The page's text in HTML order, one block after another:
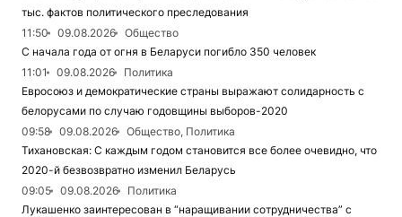
тыс. фактов политического преследования
11:50
09.08.2026
Общество
С начала года от огня в Беларуси погибло 350 человек
11:01
09.08.2026
Политика
Евросоюз и демократические страны выражают солидарность с
белорусами по случаю годовщины выборов-2020
09:58
09.08.2026
Общество, Политика
Тихановская: С каждым годом становится все более очевидно, что
2020-й безвозвратно изменил Беларусь
09:05
09.08.2026
Политика
Лукашенко заинтересован в “наращивании сотрудничества” с